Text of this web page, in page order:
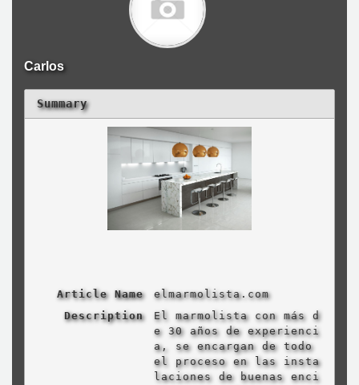
Carlos
Summary
Article Name
elmarmolista.com
Description
El marmolista con más d
e 30 años de experienci
a, se encargan de todo
el proceso en las insta
laciones de buenas enci